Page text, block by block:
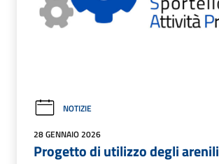
NOTIZIE
28 GENNAIO 2026
Progetto di utilizzo degli arenili